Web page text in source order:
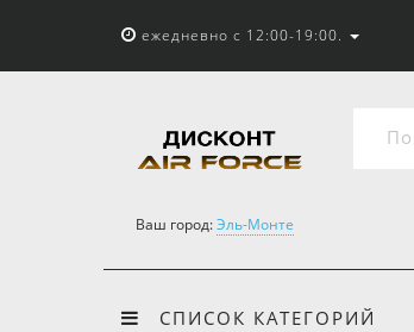
ежедневно с 12:00-19:00.
Ваш город:Эль-Монте
СПИСОК КАТЕГОРИЙ